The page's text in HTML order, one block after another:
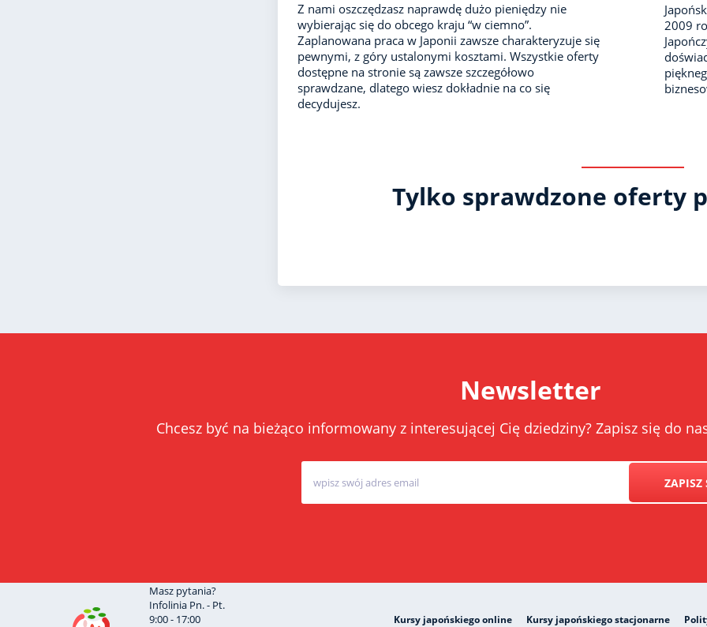
Z nami oszczędzasz naprawdę dużo pieniędzy nie
wybierając się do obcego kraju “w ciemno”.
Zaplanowana praca w Japonii zawsze charakteryzuje się
pewnymi, z góry ustalonymi kosztami. Wszystkie oferty
dostępne na stronie są zawsze szczegółowo
sprawdzane, dlatego wiesz dokładnie na co się
decydujesz.
2009
Tylko sprawdzone oferty
Newsletter
Chcesz być na bieżąco informowany z interesującej Cię dziedziny? Zapisz się do
ZAPISZ
Masz pytania?
Infolinia Pn. - Pt.
9:00 - 17:00
Kursy japońskiego online Kursy japońskiego stacjonarne